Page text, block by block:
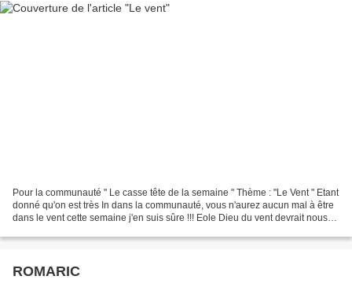
Pour la communauté " Le casse tête de la semaine " Thème : "Le Vent " Etant
donné qu'on est très In dans la communauté, vous n'aurez aucun mal à être
dans le vent cette semaine j'en suis sûre !!! Eole Dieu du vent devrait nous
ROMARIC